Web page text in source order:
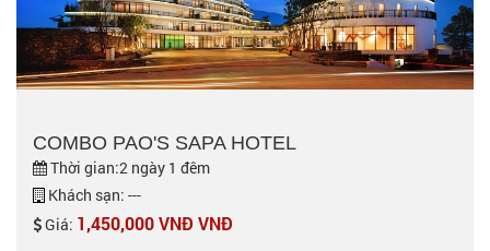
COMBO PAO'S SAPA HOTEL
Thời gian:2 ngày 1 đêm
Khách sạn: ---
Giá: 1,450,000 VNĐ VNĐ